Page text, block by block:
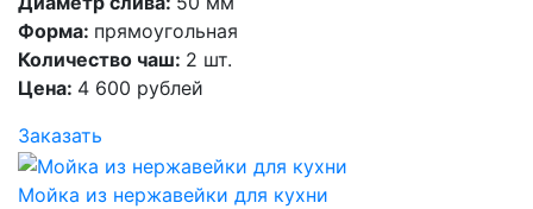
Форма: прямоугольная
Количество чаш: 2 шт.
Цена: 4 600 рублей
Заказать
Мойка из нержавейки для кухни